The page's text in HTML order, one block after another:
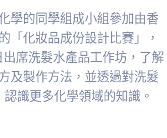
學的同學組成小組參加由香
「化妝品成份設計比賽」，
席洗髮水產品工作坊，了解
及製作方法，並透過對洗髮
識更多化學領域的知識。